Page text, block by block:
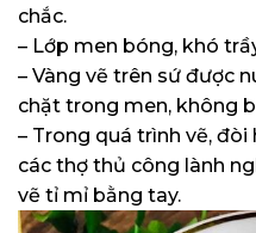
chắc.
– Lớp men bóng, khó
– Vàng vẽ trên sứ được
chặt trong men, không
– Trong quá trình vẽ,
các thợ thủ công lành
vẽ tỉ mỉ bằng tay.